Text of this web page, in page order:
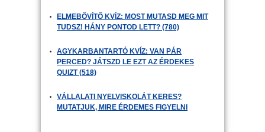
ELMEBŐVÍTŐ KVÍZ: MOST MUTASD MEG MIT
TUDSZ! HÁNY PONTOD LETT? (780)
AGYKARBANTARTÓ KVÍZ: VAN PÁR
PERCED? JÁTSZD LE EZT AZ ÉRDEKES
QUIZT (518)
VÁLLALATI NYELVISKOLÁT KERES?
MUTATJUK, MIRE ÉRDEMES FIGYELNI